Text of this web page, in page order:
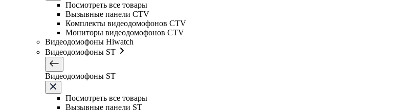
Посмотреть все товары
Вызывные панели CTV
Комплекты видеодомофонов CTV
Мониторы видеодомофонов CTV
Видеодомофоны Hiwatch
Видеодомофоны ST
Видеодомофоны ST
Посмотреть все товары
Вызывные панели ST